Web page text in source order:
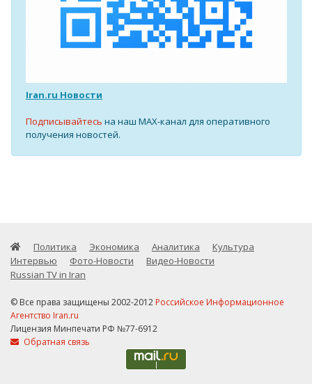
Iran.ru Новости
Подписывайтесь на наш MAX-канал для оперативного
получения новостей.
Политика Экономика Аналитика
Культура
Интервью
Фото-Новости
Видео-Новости
Russian TV in Iran
© Все права защищены 2002-2012 Российское Информационное
Агентство Iran.ru
Лицензия Минпечати РФ №77-6912
Обратная связь